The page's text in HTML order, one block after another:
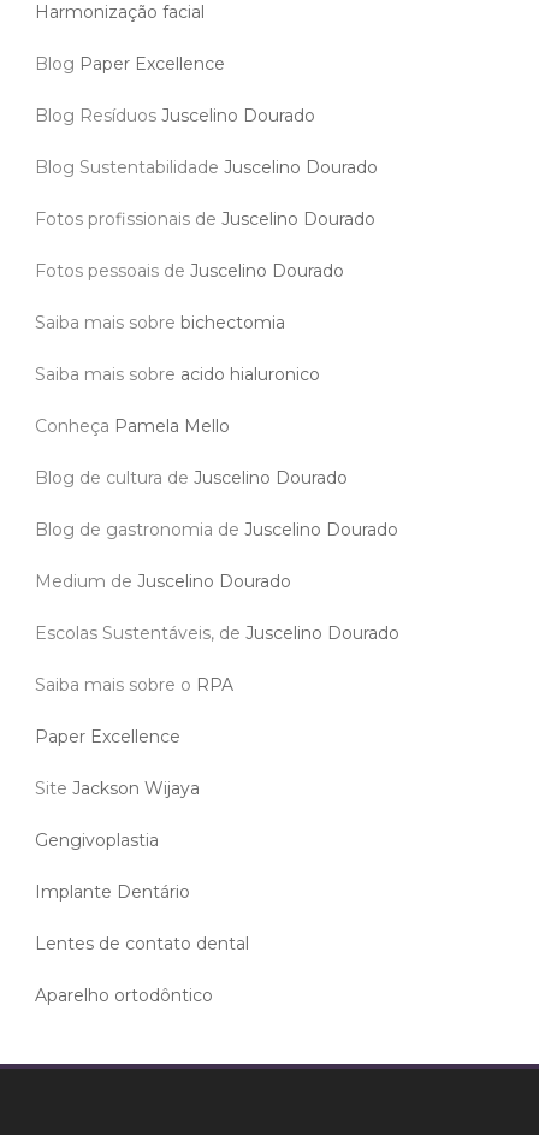
Harmonização facial
Blog Paper Excellence
Blog Resíduos Juscelino Dourado
Blog Sustentabilidade Juscelino Dourado
Fotos profissionais de Juscelino Dourado
Fotos pessoais de Juscelino Dourado
Saiba mais sobre bichectomia
Saiba mais sobre acido hialuronico
Conheça Pamela Mello
Blog de cultura de Juscelino Dourado
Blog de gastronomia de Juscelino Dourado
Medium de Juscelino Dourado
Escolas Sustentáveis, de Juscelino Dourado
Saiba mais sobre o RPA
Paper Excellence
Site Jackson Wijaya
Gengivoplastia
Implante Dentário
Lentes de contato dental
Aparelho ortodôntico